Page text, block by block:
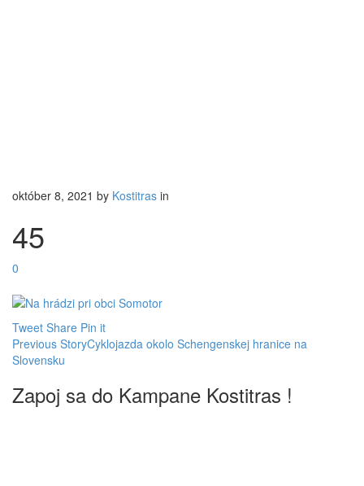
október 8, 2021 by Kostitras in
45
0
Tweet Share Pin it
Previous StoryCyklojazda okolo Schengenskej hranice na
Slovensku
Zapoj sa do Kampane Kostitras !